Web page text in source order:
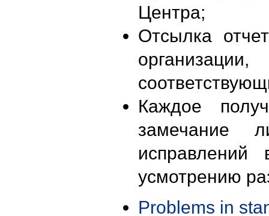
Центра;
Отсылка
Каждое
замечание
исправлений
усмотрению
Problems in